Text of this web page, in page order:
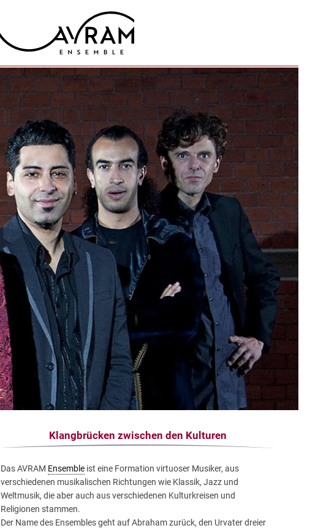
Klangbrücken zwischen den Kulturen
Das AVRAM Ensembleist eine Formation virtuoser Musiker, aus
verschiedenen musikalischen Richtungen wie Klassik, Jazz und
Weltmusik, die aber auch aus verschiedenen Kulturkreisen und
Religionen stammen.
Der Name des Ensembles geht auf Abraham zurück, den Urvater dreier